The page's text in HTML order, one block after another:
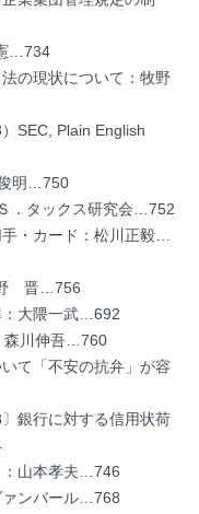
…734
の現状について：牧野
SEC, Plain English
明…750
．タックス研究会…752
・カード：松川正毅…
野 晋…756
：大隈一武…692
森川伸吾…760
て「不安の抗弁」が容
銀行に対する信用状荷
：山本孝夫…746
ァンバール…768